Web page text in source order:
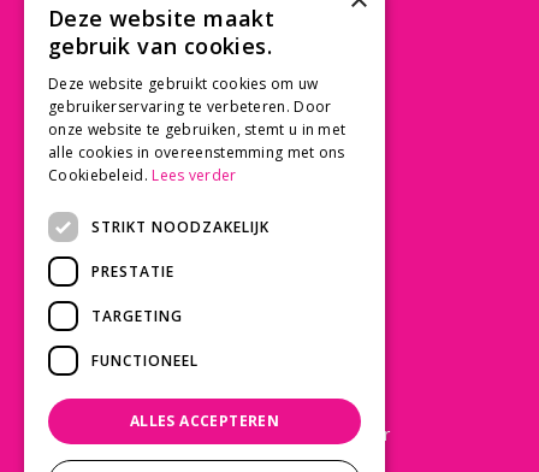
3997 MK 't Goy
030 - 60 11 365
info@tuincentrumdebruijn.nl
Betaalinformatie
Laat een Google review achter
Deze website maakt
gebruik van cookies.
Deze website gebruikt cookies om uw
gebruikerservaring te verbeteren. Door
onze website te gebruiken, stemt u in met
alle cookies in overeenstemming met ons
Cookiebeleid. Lees verder
STRIKT NOODZAKELIJK
PRESTATIE
TARGETING
FUNCTIONEEL
ALLES ACCEPTEREN